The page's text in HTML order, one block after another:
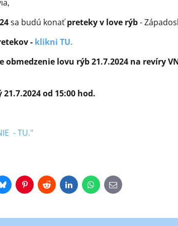
sa budú konaťpreteky v love rýb-
- klikni TU.
obmedzenie lovu rýb 21.7.2024 na revíry
od 15:00 hod.
- TU."
BlueskyPinterestRedditLinkedInWhatsApp
E-
mail